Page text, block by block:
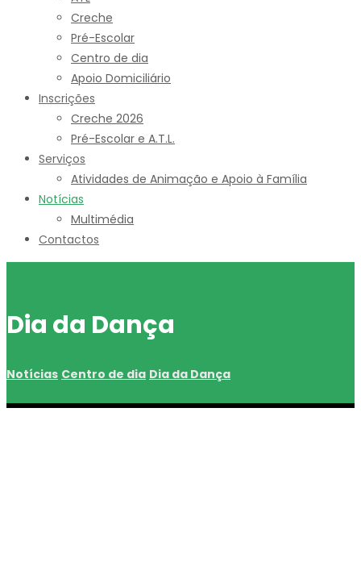
Creche
Pré-Escolar
Centro de dia
Apoio Domiciliário
Inscrições
Creche 2026
Pré-Escolar e A.T.L.
Serviços
Atividades de Animação e Apoio à Família
Notícias
Multimédia
Contactos
Dia da Dança
Notícias Centro de dia Dia da Dança